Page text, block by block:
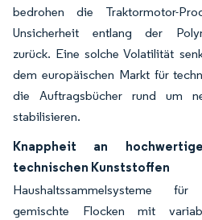
bedrohen die Traktormotor-
Unsicherheit entlang der
zurück. Eine solche Volatilität
dem europäischen Markt für
die Auftragsbücher rund um
stabilisieren.
Knappheit an
technischen Kunststoffen
Haushaltssammelsysteme
gemischte Flocken mit